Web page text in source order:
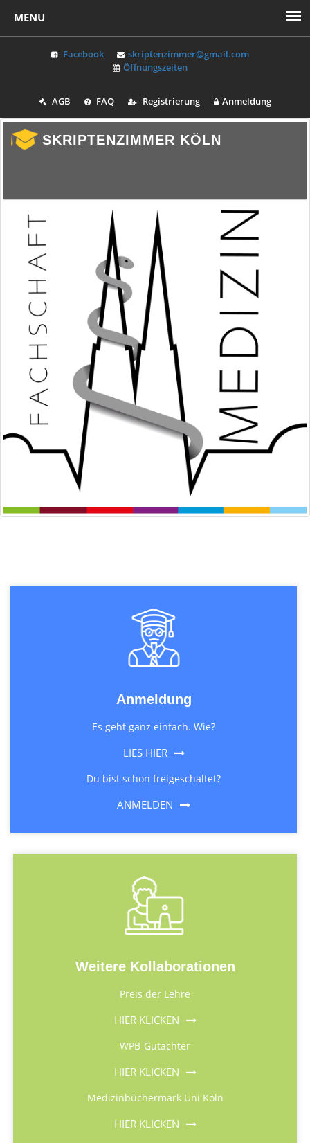
Facebook
skriptenzimmer@gmail.com
Öffnungszeiten
AGB FAQ Registrierung Anmeldung
SKRIPTENZIMMER KÖLN
Anmeldung
Es geht ganz einfach. Wie?
LIES HIER
Du bist schon freigeschaltet?
ANMELDEN
Weitere Kollaborationen
Preis der Lehre
HIER KLICKEN
WPB-Gutachter
HIER KLICKEN
Medizinbüchermark Uni Köln
HIER KLICKEN